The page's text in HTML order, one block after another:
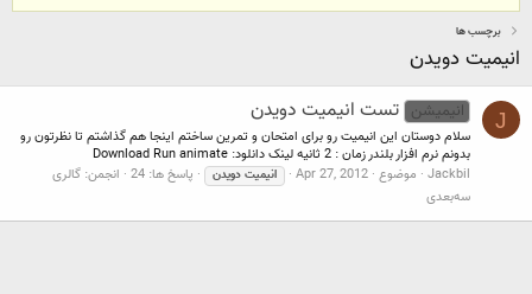
برچسب ها
انیمیت دویدن
J انیمیشن تست انیمیت دویدن
سلام دوستان این انیمیت رو برای امتحان و تمرین ساختم اینجا هم گذاشتم تا نظرتون رو
بدونم نرم افزار بلندر زمان : 2 ثانیه لینک دانلود: Download Run animate
Jackbil موضوع Apr 27, 2012 انیمیت دویدن پاسخ ها: 24 انجمن: گالری
سه‌بعدی